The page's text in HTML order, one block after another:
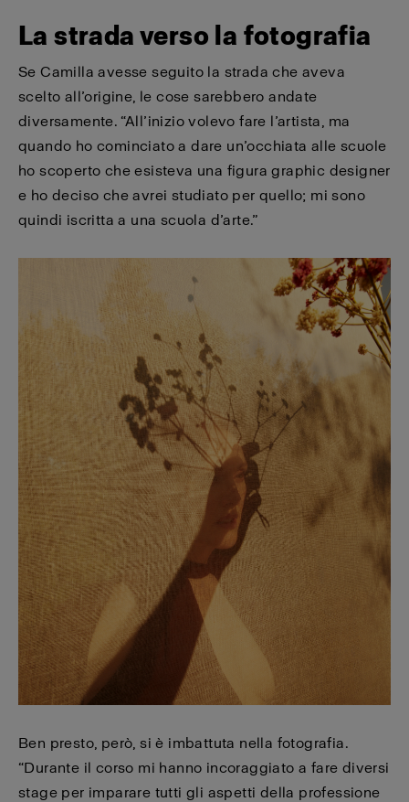
La strada verso la fotografia
Se Camilla avesse seguito la strada che aveva
scelto all’origine, le cose sarebbero andate
diversamente. “All’inizio volevo fare l’artista, ma
quando ho cominciato a dare un’occhiata alle scuole
ho scoperto che esisteva una figura graphic designer
e ho deciso che avrei studiato per quello; mi sono
quindi iscritta a una scuola d’arte.”
Ben presto, però, si è imbattuta nella fotografia.
“Durante il corso mi hanno incoraggiato a fare diversi
stage per imparare tutti gli aspetti della professione